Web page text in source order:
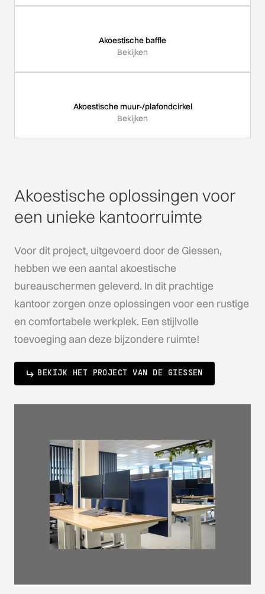
Akoestische baffle
Bekijken
Akoestische muur-/plafondcirkel
Bekijken
Akoestische oplossingen voor
een unieke kantoorruimte
Voor dit project, uitgevoerd door de Giessen,
hebben we een aantal akoestische
bureauschermen geleverd. In dit prachtige
kantoor zorgen onze oplossingen voor een rustige
en comfortabele werkplek. Een stijlvolle
toevoeging aan deze bijzondere ruimte!
BEKIJK HET PROJECT VAN DE GIESSEN